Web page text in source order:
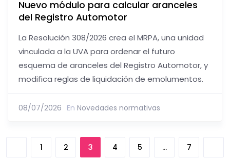
Nuevo módulo para calcular aranceles
del Registro Automotor
La Resolución 308/2026 crea el MRPA, una unidad
vinculada a la UVA para ordenar el futuro
esquema de aranceles del Registro Automotor, y
modifica reglas de liquidación de emolumentos.
08/07/2026 En Novedades normativas
1 2 3 4 5 … 7